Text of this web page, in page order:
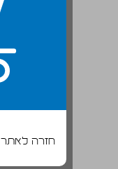
חזרה לאתר